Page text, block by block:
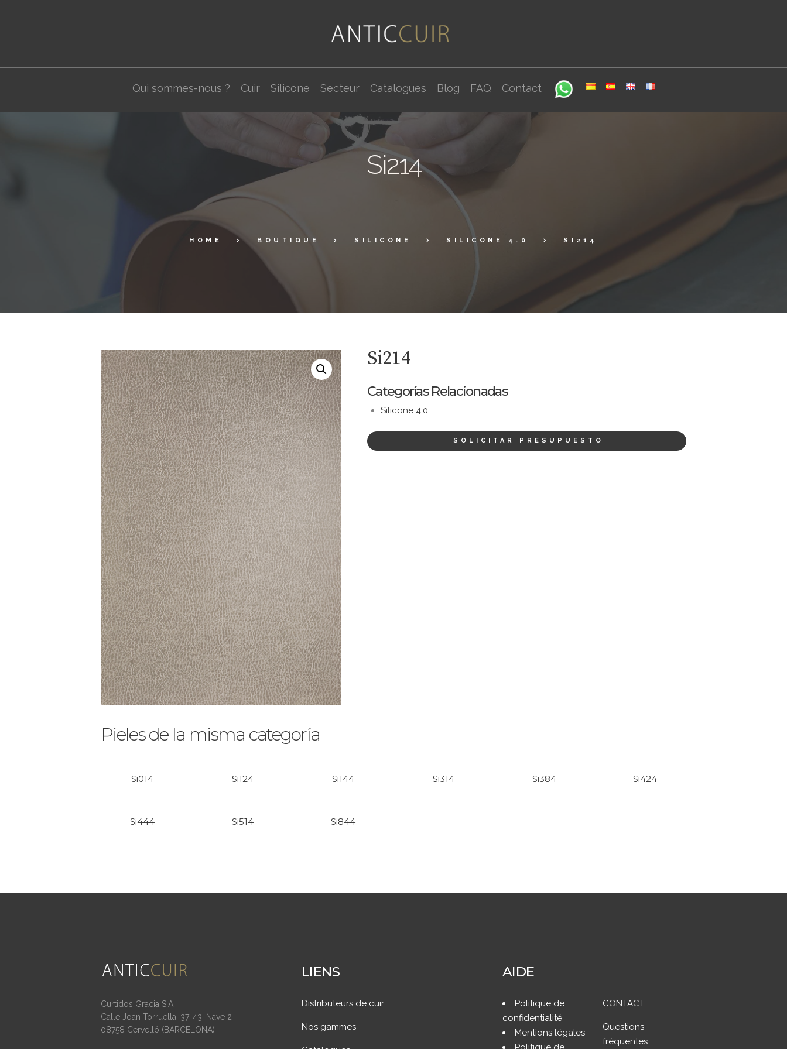
Qui sommes-nous ? Cuir Silicone Secteur Catalogues Blog FAQ Contact
Si214
HOME BOUTIQUE SILICONE SILICONE 4.0 SI214
Si214
Categorías Relacionadas
Silicone 4.0
SOLICITAR PRESUPUESTO
Pieles de la misma categoría
Si014 Si124 Si144 Si314 Si384 Si424
Si444 Si514 Si844
Curtidos Gracia S.A
Calle Joan Torruella, 37-43, Nave 2
08758 Cervelló (BARCELONA)
LIENS
Distributeurs de cuir
Nos gammes
AIDE
Politique de
confidentialité
Mentions légales
CONTACT
Questions
fréquentes